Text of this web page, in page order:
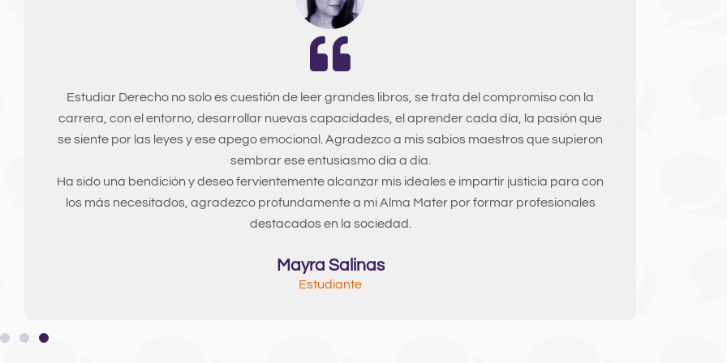
Mi experiencia ha sido muy grata, he podido expandir mis conocimientos hacía la carrera de
Derecho y cultura general, cuento con profesores altamente capacitados con buena
pedagogía y dispuestos a colaborarnos incluso fuera de su horario, para nosotros que
podido aprender y tener nuevas experiencias. Además, poseen una moderna plataforma la
cual simplifica nuestra manera de llevar la vida universitaria.
Rosa Cortéz
Estudiante